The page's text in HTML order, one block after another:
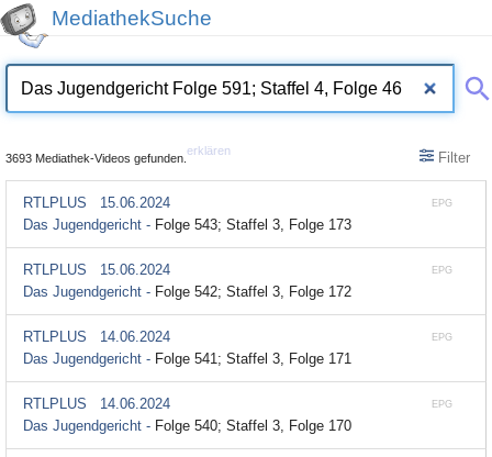
MediathekSuche
3693 Mediathek-Videos gefunden.
erklären Filter
EPG
RTLPLUS
15.06.2024
Das Jugendgericht - Folge 543; Staffel 3, Folge 173
EPG
RTLPLUS
15.06.2024
Das Jugendgericht - Folge 542; Staffel 3, Folge 172
EPG
RTLPLUS
14.06.2024
Das Jugendgericht - Folge 541; Staffel 3, Folge 171
EPG
RTLPLUS
14.06.2024
Das Jugendgericht - Folge 540; Staffel 3, Folge 170